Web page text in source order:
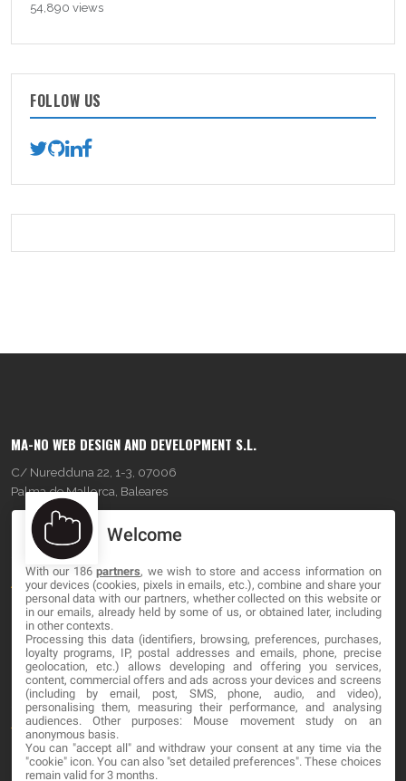
54,890 views
FOLLOW US
MA-NO WEB DESIGN AND DEVELOPMENT S.L.
C/ Nuredduna 22, 1-3, 07006
Palma de Mallorca, Baleares
OUR COMPANY
About
Blog
Contact
LEGAL
Terminos y Condiciones
Política de Privacidad
Welcome
With our 186partners, we wish to store and access information on
your devices (cookies, pixels in emails, etc.), combine and share your
personal data with our partners, whether collected on this website or
in our emails, already held by some of us, or obtained later, including
in other contexts.
Processing this data (identifiers, browsing, preferences, purchases,
loyalty programs, IP, postal addresses and emails, phone, precise
geolocation, etc.) allows developing and offering you services,
content, commercial offers and ads across your devices and screens
(including by email, post, SMS, phone, audio, and video),
personalising them, measuring their performance, and analysing
audiences. Other purposes: Mouse movement study on an
anonymous basis.
You can "accept all" and withdraw your consent at any time via the
"cookie" icon. You can also "set detailed preferences". These choices
remain valid for 3 months.